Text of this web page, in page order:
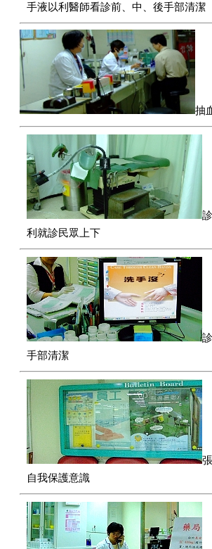
手液以利醫師看診前、中、後手部清潔
抽
利就診民眾上下
手部清潔
自我保護意識